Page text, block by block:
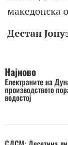
македонска
Дестан
Најново
Електраните на
производството
водостој